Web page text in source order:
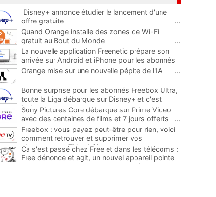
Disney+ annonce étudier le lancement d'une
offre gratuite
...
Quand Orange installe des zones de Wi-Fi
gratuit au Bout du Monde
...
La nouvelle application Freenetic prépare son
arrivée sur Android et iPhone pour les abonnés
Freebox, testez la
Orange mise sur une nouvelle pépite de l'IA ...
Bonne surprise pour les abonnés Freebox Ultra,
toute la Liga débarque sur Disney+ et c'est
inclus
Sony Pictures Core débarque sur Prime Video
avec des centaines de films et 7 jours offerts
...
Freebox : vous payez peut-être pour rien, voici
comment retrouver et supprimer vos
abonnements TV oubliés
...
Ca s'est passé chez Free et dans les télécoms :
Free dénonce et agit, un nouvel appareil pointe
le bout de son nez chez des abonnés Freebox...